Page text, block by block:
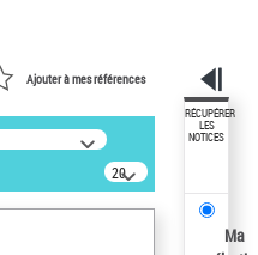
Ajouter à mes références
20
résultats/page
RÉCUPÉRER
LES
NOTICES
Ma